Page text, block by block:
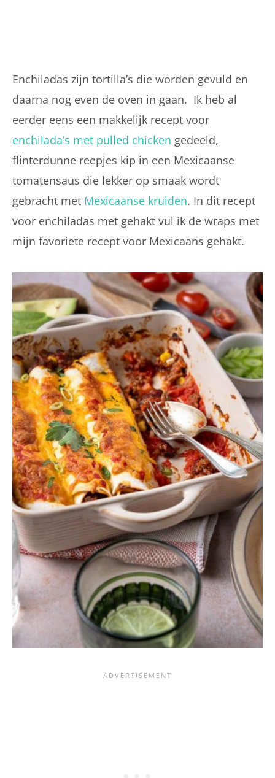
Enchiladas zijn tortilla’s die worden gevuld en
daarna nog even de oven in gaan. Ik heb al
eerder eens een makkelijk recept voor
enchilada’s met pulled chicken gedeeld,
flinterdunne reepjes kip in een Mexicaanse
tomatensaus die lekker op smaak wordt
gebracht met Mexicaanse kruiden. In dit recept
voor enchiladas met gehakt vul ik de wraps met
mijn favoriete recept voor Mexicaans gehakt.